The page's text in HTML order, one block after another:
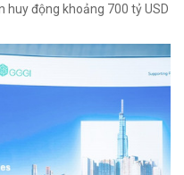
huy động khoảng 700 tỷ USD